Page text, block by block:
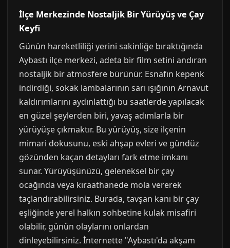
İlçe Merkezinde Nostaljik Bir Yürüyüş ve Çay
Keyfi
Günün hareketliliği yerini sakinliğe bıraktığında
Aybastı ilçe merkezi, adeta bir film setini andıran
nostaljik bir atmosfere bürünür. Esnafın kepenk
indirdiği, sokak lambalarının sarı ışığının Arnavut
kaldırımlarını aydınlattığı bu saatlerde yapılacak
en güzel şeylerden biri, yavaş adımlarla bir
yürüyüşe çıkmaktır. Bu yürüyüş, size ilçenin
mimari dokusunu, eski ahşap evleri ve gündüz
gözünden kaçan detayları fark etme imkanı
sunar. Yürüyüşünüzü, geleneksel bir çay
ocağında veya kıraathanede mola vererek
taçlandırabilirsiniz. Burada, tavşan kanı bir çay
eşliğinde yerel halkın sohbetine kulak misafiri
olabilir, günün olaylarını onlardan
dinleyebilirsiniz. İnternette "Aybastı'da akşam